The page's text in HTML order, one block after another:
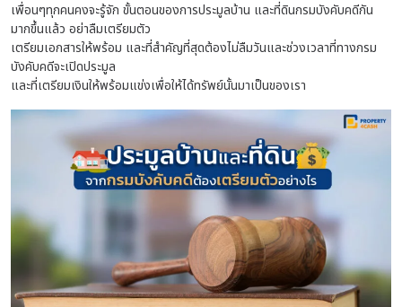
เพื่อนๆทุกคนคงจะรู้จัก ขั้นตอนของการประมูลบ้าน และที่ดินกรมบังคับคดีกัน
มากขึ้นแล้ว อย่าลืมเตรียมตัว
เตรียมเอกสารให้พร้อม และที่สำคัญที่สุดต้องไม่ลืมวันและช่วงเวลาที่ทางกรม
บังคับคดีจะเปิดประมูล
และที่เตรียมเงินให้พร้อมแข่งเพื่อให้ได้ทรัพย์นั้นมาเป็นของเรา